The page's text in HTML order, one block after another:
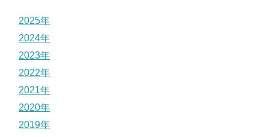
2025年
2024年
2023年
2022年
2021年
2020年
2019年